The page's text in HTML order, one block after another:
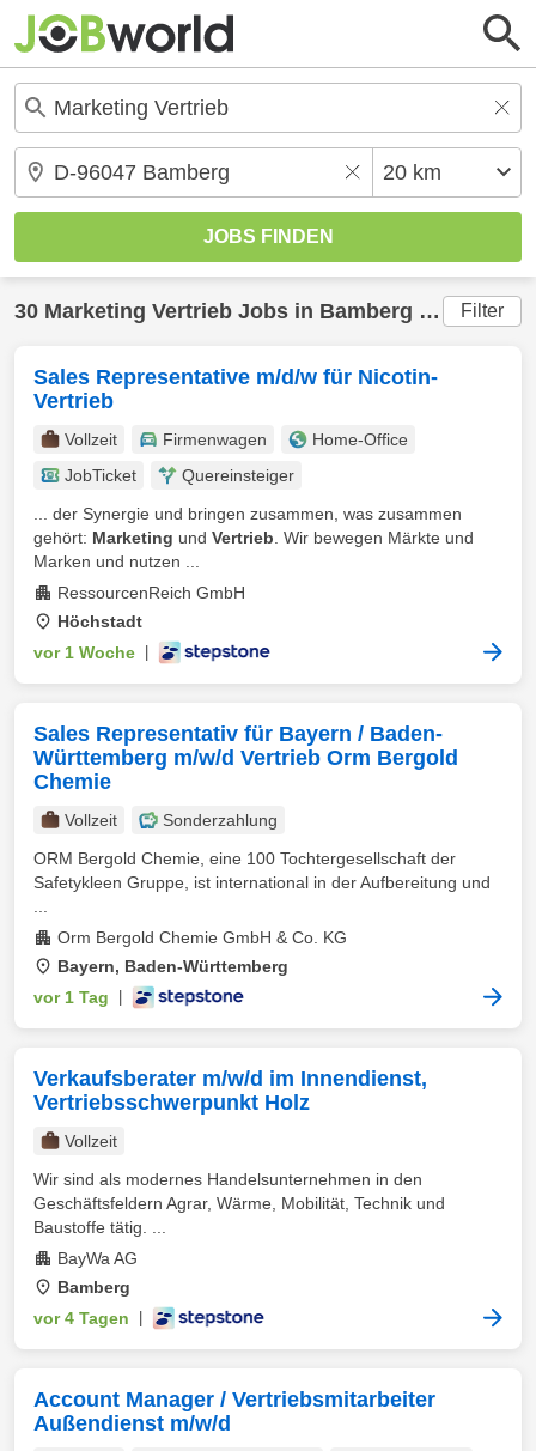
30 Marketing Vertrieb Jobs in Bamberg Filter
Sales Representative m/d/w für Nicotin-
Vertrieb
Vollzeit Firmenwagen
Home-Office
JobTicket
Quereinsteiger
... der Synergie und bringen zusammen, was zusammen
gehört: Marketing und Vertrieb . Wir bewegen Märkte und
Marken und nutzen ...
RessourcenReich GmbH
Höchstadt
vor 1 Woche
Sales Representativ für Bayern / Baden-
Württemberg m/w/d Vertrieb Orm Bergold
Chemie
Vollzeit
Sonderzahlung
ORM Bergold Chemie, eine 100 Tochtergesellschaft der
Safetykleen Gruppe, ist international in der Aufbereitung und
Orm Bergold Chemie GmbH & Co. KG
Bayern, Baden-Württemberg
vor 1 Tag
Verkaufsberater m/w/d im Innendienst,
Vertriebsschwerpunkt Holz
Vollzeit
Wir sind als modernes Handelsunternehmen in den
Geschäftsfeldern Agrar, Wärme, Mobilität, Technik und
Baustoffe tätig. ...
BayWa AG
Bamberg
vor 4 Tagen
Account Manager / Vertriebsmitarbeiter
Außendienst m/w/d